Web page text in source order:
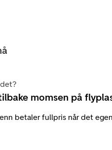
momsen på
betaler fullpris når det